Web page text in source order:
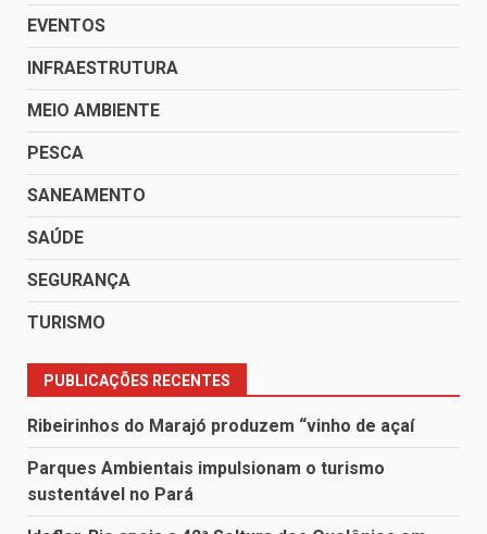
EVENTOS
INFRAESTRUTURA
MEIO AMBIENTE
PESCA
SANEAMENTO
SAÚDE
SEGURANÇA
TURISMO
PUBLICAÇÕES RECENTES
Ribeirinhos do Marajó produzem “vinho de açaí
Parques Ambientais impulsionam o turismo
sustentável no Pará